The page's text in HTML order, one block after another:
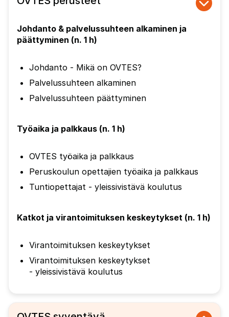
Johdanto & palvelussuhteen alkaminen ja
päättyminen (n. 1 h)
Johdanto - Mikä on OVTES?
Palvelussuhteen alkaminen
Palvelussuhteen päättyminen
Työaika ja palkkaus (n. 1 h)
OVTES työaika ja palkkaus
Peruskoulun opettajien työaika ja palkkaus
Tuntiopettajat - yleissivistävä koulutus
Katkot ja virantoimituksen keskeytykset (n. 1 h)
Virantoimituksen keskeytykset
Virantoimituksen keskeytykset
- yleissivistävä koulutus